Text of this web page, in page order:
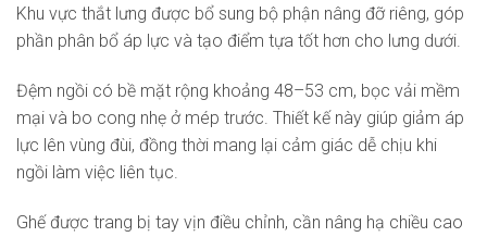
Khu vực thắt lưng được bổ sung bộ phận nâng đỡ riêng, góp
phần phân bổ áp lực và tạo điểm tựa tốt hơn cho lưng dưới.
Đệm ngồi có bề mặt rộng khoảng 48–53 cm, bọc vải mềm
mại và bo cong nhẹ ở mép trước. Thiết kế này giúp giảm áp
lực lên vùng đùi, đồng thời mang lại cảm giác dễ chịu khi
ngồi làm việc liên tục.
Ghế được trang bị tay vịn điều chỉnh, cần nâng hạ chiều cao